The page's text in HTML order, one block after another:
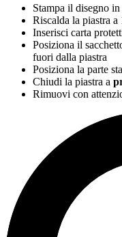
Stampa il disegno in
Riscalda la piastra a
Inserisci carta
Posiziona il
fuori dalla piastra
Posiziona la parte
Chiudi la piastra a
Rimuovi con